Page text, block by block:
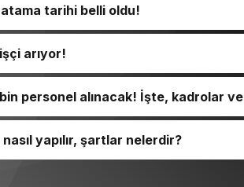
tarihi belli oldu!
arıyor!
personel alınacak! İşte, kadrolar ve
yapılır, şartlar nelerdir?